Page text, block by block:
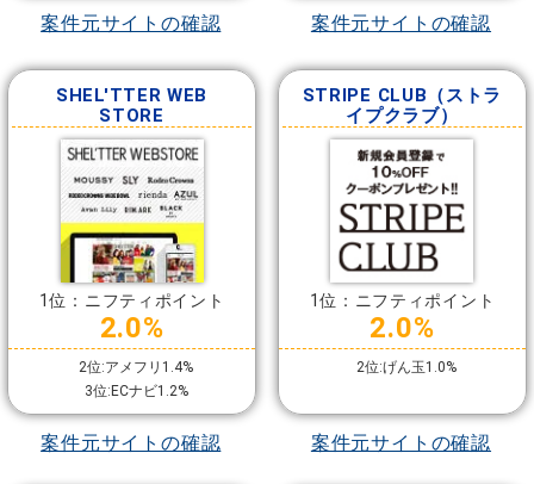
案件元サイトの確認 案件元サイトの確認
SHEL'TTER WEB
STORE
1位：ニフティポイント
2.0%
2位:アメフリ1.4%
3位:ECナビ1.2%
案件元サイトの確認
STRIPE CLUB（ストラ
イプクラブ）
1位：ニフティポイント
2.0%
2位:げん玉1.0%
案件元サイトの確認